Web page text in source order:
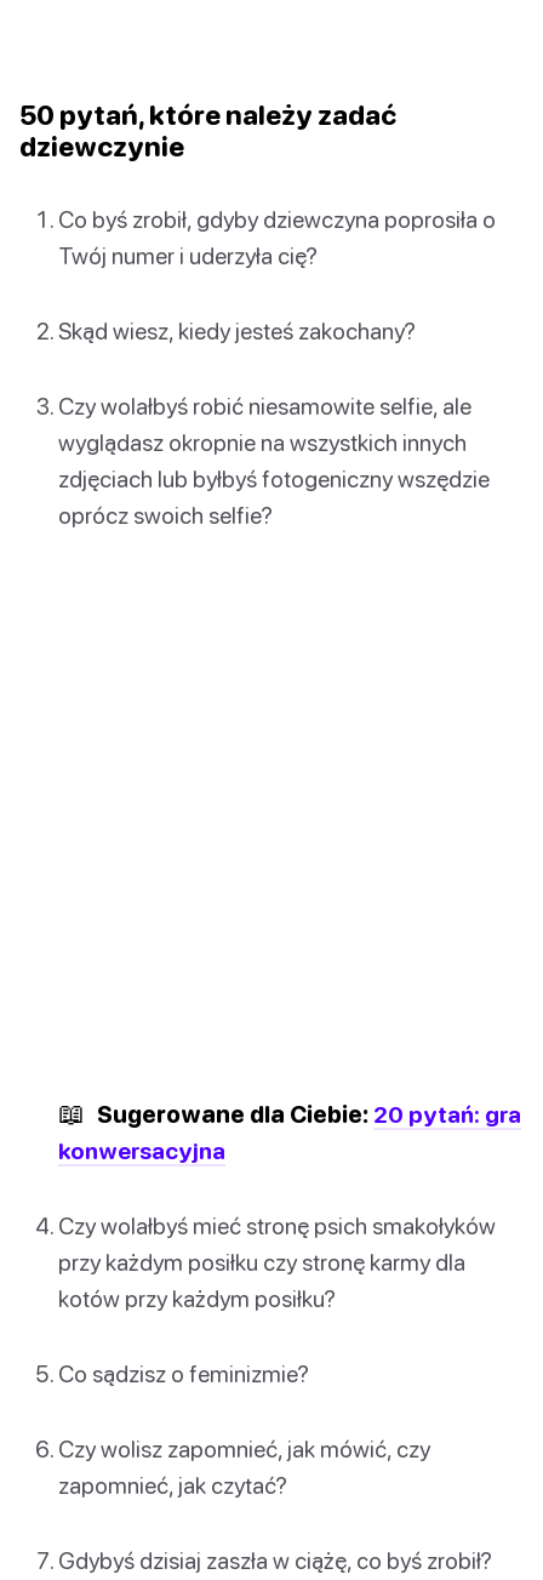
50 pytań, które należy zadać
dziewczynie
Co byś zrobił, gdyby dziewczyna poprosiła o
Twój numer i uderzyła cię?
Skąd wiesz, kiedy jesteś zakochany?
Czy wolałbyś robić niesamowite selfie, ale
wyglądasz okropnie na wszystkich innych
zdjęciach lub byłbyś fotogeniczny wszędzie
oprócz swoich selfie?
📖 Sugerowane dla Ciebie: 20 pytań: gra
konwersacyjna
Czy wolałbyś mieć stronę psich smakołyków
przy każdym posiłku czy stronę karmy dla
kotów przy każdym posiłku?
Co sądzisz o feminizmie?
Czy wolisz zapomnieć, jak mówić, czy
zapomnieć, jak czytać?
Gdybyś dzisiaj zaszła w ciążę, co byś zrobił?